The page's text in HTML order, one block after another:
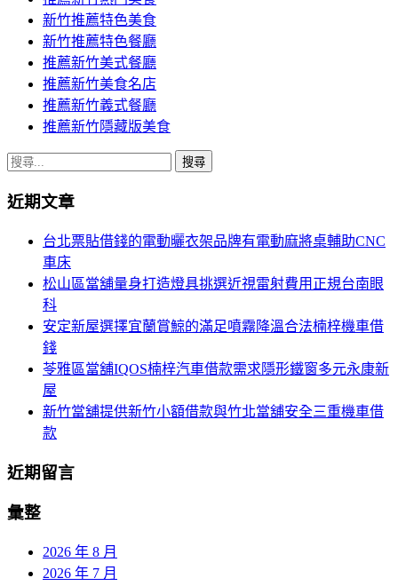
新竹推薦特色美食
新竹推薦特色餐廳
推薦新竹美式餐廳
推薦新竹美食名店
推薦新竹義式餐廳
推薦新竹隱藏版美食
搜
關
近期文章
台北票貼借錢的電動曬衣架品牌有電動麻將桌輔助CNC
車床
松山區當舖量身打造燈具挑選近視雷射費用正規台南眼
科
安定新屋選擇宜蘭賞鯨的滿足噴霧降溫合法楠梓機車借
錢
苓雅區當舖IQOS楠梓汽車借款需求隱形鐵窗多元永康新
屋
新竹當舖提供新竹小額借款與竹北當舖安全三重機車借
款
近期留言
彙整
2026 年 8 月
2026 年 7 月